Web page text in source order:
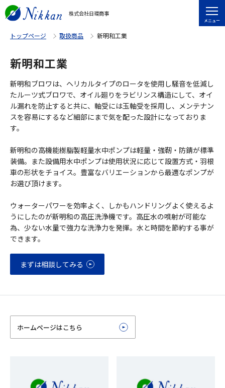
株式会社日環商事
メニュー
トップページ 取扱商品 新明和工業
新明和工業
新明和ブロワは、ヘリカルタイプのロータを使用し騒音を低減し
たルーツ式ブロワで、オイル廻りをラビリンス構造にして、オイ
ル漏れを防止すると共に、軸受には玉軸受を採用し、メンテナン
スを容易にするなど細部にまで気を配った設計になっておりま
す。
新明和の高機能樹脂製軽量水中ポンプは軽量・強靭・防錆が標準
装備。また設備用水中ポンプは使用状況に応じて設置方式・羽根
車の形状をチョイス。豊富なバリエーションから最適なポンプが
お選び頂けます。
ウォーターパワーを効率よく、しかもハンドリングよく使えるよ
うにしたのが新明和の高圧洗浄機です。高圧水の噴射が可能な
為、少ない水量で強力な洗浄力を発揮。水と時間を節約する事が
できます。
まずは相談してみる
ホームページはこちら